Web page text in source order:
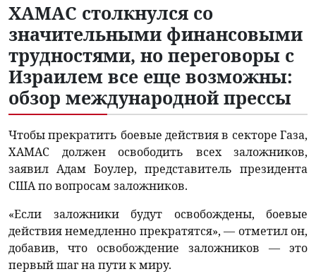
ХАМАС столкнулся со
значительными финансовыми
трудностями, но переговоры с
Израилем все еще возможны:
обзор международной прессы
Чтобы прекратить боевые действия в секторе Газа,
ХАМАС должен освободить всех заложников,
заявил Адам Боулер, представитель президента
США по вопросам заложников.
«Если заложники будут освобождены, боевые
действия немедленно прекратятся», — отметил он,
добавив, что освобождение заложников — это
первый шаг на пути к миру.